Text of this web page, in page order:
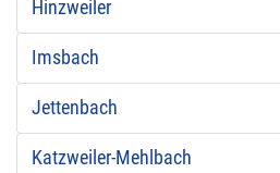
Hinzweiler
Imsbach
Jettenbach
Katzweiler-Mehlbach